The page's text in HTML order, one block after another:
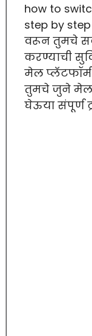
how to
step by step
वरून तुमचे
करण्याची
मेल प्लॅटफॉर्म
तुमचे जुने मेल
घेऊया संपूर्ण